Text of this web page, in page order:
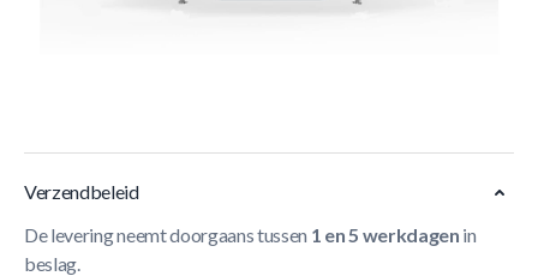
Verzendbeleid
De levering neemt doorgaans tussen 1 en 5 werkdagen in
beslag.